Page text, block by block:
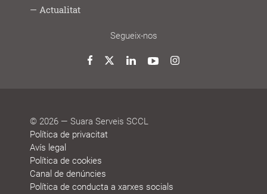
Lab
joves
treball
Model
Model
Sistema
Històries
Borsa
Persones
Actualitat
reconeixements
Segueix-nos
Facebook
TwitterLinkedInYouTubeInstagram
© 2026 — Suara Serveis SCCL
Política de privacitat
Avís legal
Política de cookies
Canal de denúncies
Política de conducta a xarxes socials